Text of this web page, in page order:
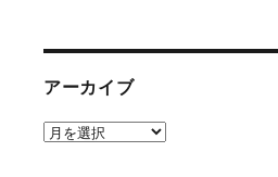
アーカイブ
ア